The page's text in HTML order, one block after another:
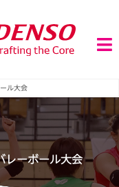
ル大会
ーボール大会